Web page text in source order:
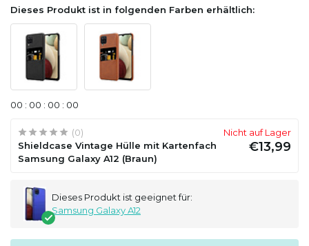
Dieses Produkt ist in folgenden Farben erhältlich:
00 : 00 : 00 : 00
(0)
Shieldcase Vintage Hülle mit Kartenfach
Samsung Galaxy A12 (Braun)
Nicht auf Lager
€13,99
Dieses Produkt ist geeignet für:
Samsung Galaxy A12